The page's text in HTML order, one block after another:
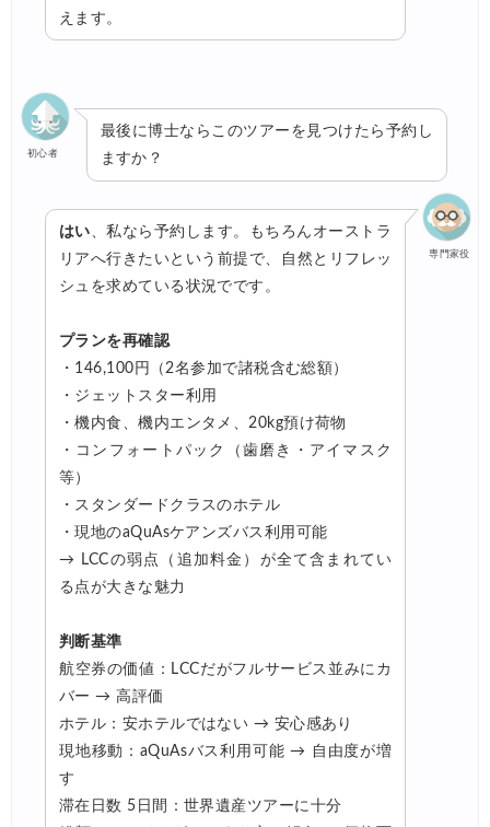
JTB) 夏旅キャンペーン(ポイント還元)
04/25
04/23 ANA) 航空券+ホテル 最大80,000円OFFクーポン
Trip.com) 航空券＋ホテル 最大5,000円OFFクーポン
04/23
JAL) 海外航空券+ホテルタイムセール
JAL) 海外航空券+ホテル 最大40,000円OFFクーポン
HIS) 海外航空券タイムセール
Trip.com) ベトナム旅行 最大50%OFFセール
Trip.com) ベトナム航空 10%OFFクーポン
Trip.com) ホテル 最大2,500円OFFクーポン
Trip.com) 海外航空券 最大2,500円OFFクーポン
Trip.com) 海外航空券+ホテル 最大5,000円OFFクーポン
HIS) 海外ツアー緊急タイムセール
Trip.com) 海外航空券+ホテル 最大5,000円OFFクーポン
Trip.com) ホテル 最大2,500円OFFクーポン
Trip.com) 海外航空券 最大2,500円OFFクーポン
えます。
初心者
最後に博士ならこのツアーを見つけたら予約し
ますか？
専門家役
はい 、私なら予約します。もちろんオーストラ
リアへ行きたいという前提で、自然とリフレッ
シュを求めている状況でです。
プランを再確認
・146,100円（2名参加で諸税含む総額）
・ジェットスター利用
・機内食、機内エンタメ、20kg預け荷物
・コンフォートパック（歯磨き・アイマスク
等）
・スタンダードクラスのホテル
・現地のaQuAsケアンズバス利用可能
→ LCCの弱点（追加料金）が全て含まれてい
る点が大きな魅力
判断基準
航空券の価値：LCCだがフルサービス並みにカ
バー → 高評価
ホテル：安ホテルではない → 安心感あり
現地移動：aQuAsバス利用可能 → 自由度が増
す
滞在日数 5日間：世界遺産ツアーに十分